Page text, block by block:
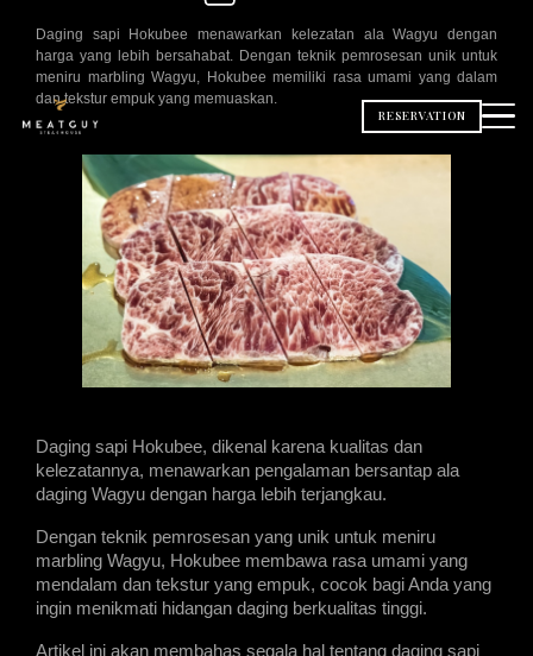
RESERVATION
Daging sapi Hokubee menawarkan kelezatan ala Wagyu dengan
harga yang lebih bersahabat. Dengan teknik pemrosesan unik untuk
meniru marbling Wagyu, Hokubee memiliki rasa umami yang dalam
dan tekstur empuk yang memuaskan.
Daging sapi Hokubee, dikenal karena kualitas dan
kelezatannya, menawarkan pengalaman bersantap ala
daging Wagyu dengan harga lebih terjangkau.
Dengan teknik pemrosesan yang unik untuk meniru
marbling Wagyu, Hokubee membawa rasa umami yang
mendalam dan tekstur yang empuk, cocok bagi Anda yang
ingin menikmati hidangan daging berkualitas tinggi.
Artikel ini akan membahas segala hal tentang daging sapi